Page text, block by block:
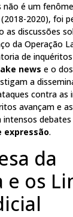
não é um
2020), foi
discussões
da Operação
de
news e o
a
contra as
avançam e
intensos
expressão.
da
e os